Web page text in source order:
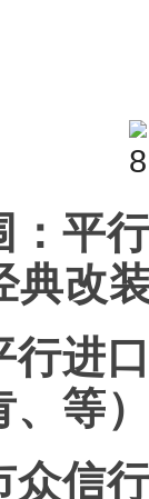
平
典改
行进
、等
众信